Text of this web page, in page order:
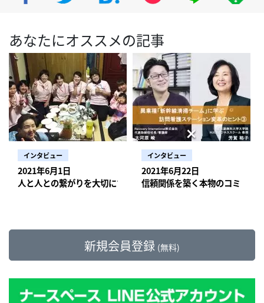
あなたにオススメの記事
インタビュー
2021年6月1日
人と人との繋がりを大切にするステーション運営
インタビュー
2021年6月22日
信頼関係を築く本物のコミュニ
新規会員登録 (無料)